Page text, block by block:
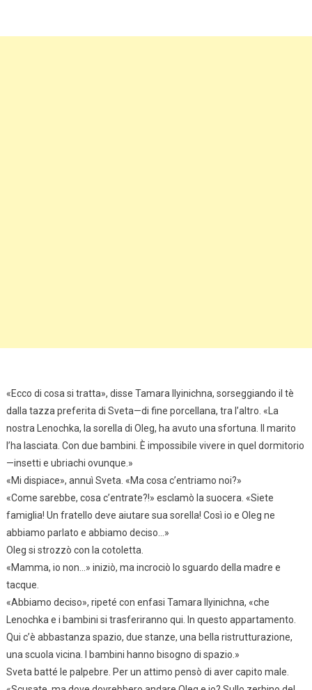
«Ecco di cosa si tratta», disse Tamara Ilyinichna, sorseggiando il tè
dalla tazza preferita di Sveta—di fine porcellana, tra l’altro. «La
nostra Lenochka, la sorella di Oleg, ha avuto una sfortuna. Il marito
l’ha lasciata. Con due bambini. È impossibile vivere in quel dormitorio
—insetti e ubriachi ovunque.»
«Mi dispiace», annuì Sveta. «Ma cosa c’entriamo noi?»
«Come sarebbe, cosa c’entrate?!» esclamò la suocera. «Siete
famiglia! Un fratello deve aiutare sua sorella! Così io e Oleg ne
abbiamo parlato e abbiamo deciso…»
Oleg si strozzò con la cotoletta.
«Mamma, io non…» iniziò, ma incrociò lo sguardo della madre e
tacque.
«Abbiamo deciso», ripeté con enfasi Tamara Ilyinichna, «che
Lenochka e i bambini si trasferiranno qui. In questo appartamento.
Qui c’è abbastanza spazio, due stanze, una bella ristrutturazione,
una scuola vicina. I bambini hanno bisogno di spazio.»
Sveta batté le palpebre. Per un attimo pensò di aver capito male.